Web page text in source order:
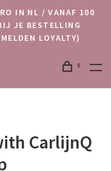
IN NL / VANAF 100
JE BESTELLING
LOYALTY)
0
CarlijnQ